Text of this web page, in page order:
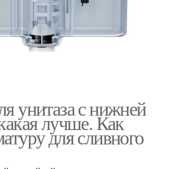
унитаза с нижней
лучше. Как
для сливного